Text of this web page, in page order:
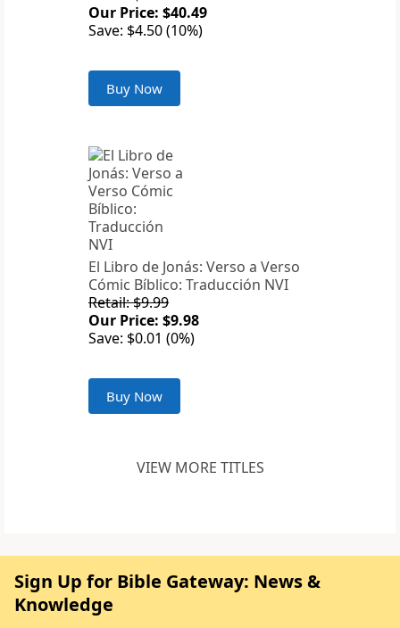
Our Price: $40.49
Save: $4.50 (10%)
Buy Now
El Libro de Jonás: Verso a Verso
Cómic Bíblico: Traducción NVI
Retail: $9.99
Our Price: $9.98
Save: $0.01 (0%)
Buy Now
VIEW MORE TITLES
Sign Up for Bible Gateway: News &
Knowledge